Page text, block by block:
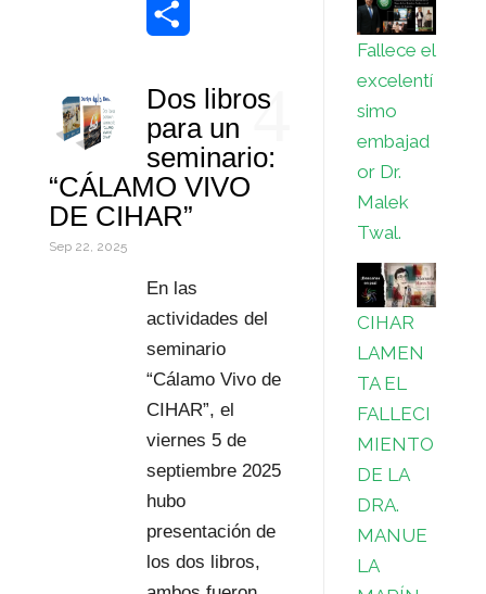
o
ee
I
n
A
p
p
n
e
r
e
s
m
l
W
r
d
P
r
s
s
o
m
p
a
t
i
r
4
Dos libros
para un
seminario:
“CÁLAMO VIVO
DE CIHAR”
Sep 22, 2025
En las
actividades del
seminario
“Cálamo Vivo de
CIHAR”, el
viernes 5 de
septiembre 2025
hubo
presentación de
los dos libros,
Fallece el
excelentí
simo
embajad
or Dr.
Malek
Twal.
CIHAR
LAMEN
TA EL
FALLECI
MIENTO
DE LA
DRA.
MANUE
LA